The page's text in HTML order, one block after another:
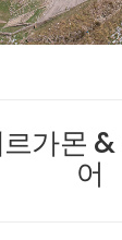
가몬
어